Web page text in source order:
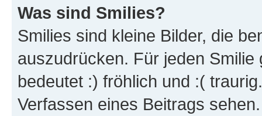
Was sind Smilies?
Smilies sind kleine Bilder, die
auszudrücken. Für jeden
bedeutet :) fröhlich und :(
Verfassen eines Beitrags